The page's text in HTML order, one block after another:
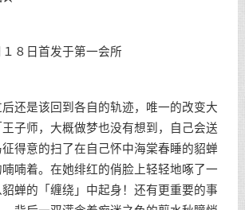
８日首发于第一会所
是该回到各自的轨迹，唯一的改变大
子师，大概做梦也没有想到，自己会送
得意的扫了在自己怀中海棠春睡的貂蝉
喃着。在她绯红的俏脸上轻轻地啄了一
貂蝉的「缠绕」中起身！还有更重要的事